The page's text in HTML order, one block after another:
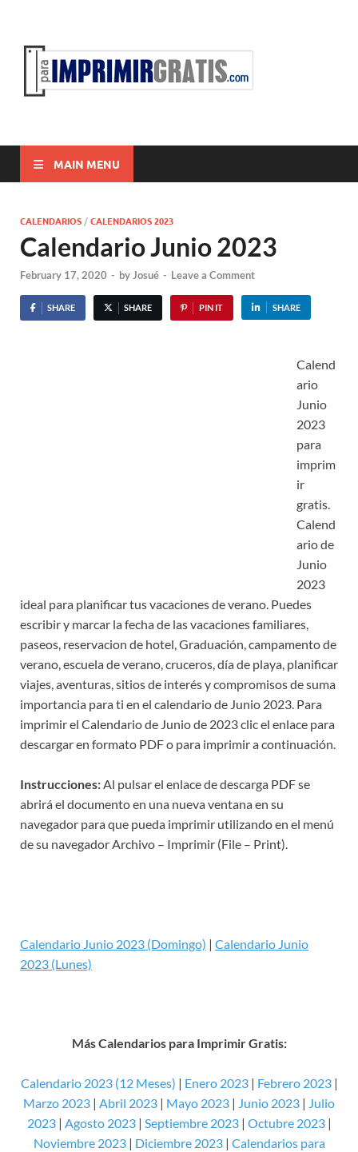
MAIN MENU
CALENDARIOS /CALENDARIOS 2023
Calendario Junio 2023
February 17, 2020 - byJosué - Leave a Comment
SHARE SHARE PIN IT SHARE
Calend
ario
Junio
2023
para
imprim
ir
gratis.
Calend
ario de
Junio
2023
ideal para planificar tus vacaciones de verano. Puedes
escribir y marcar la fecha de las vacaciones familiares,
paseos, reservacion de hotel, Graduación, campamento de
verano, escuela de verano, cruceros, día de playa, planificar
viajes, aventuras, sitios de interés y compromisos de suma
importancia para ti en el calendario de Junio 2023. Para
imprimir el Calendario de Junio de 2023 clic el enlace para
descargar en formato PDF o para imprimir a continuación.
Instrucciones:Al pulsar el enlace de descarga PDF se
abrirá el documento en una nueva ventana en su
navegador para que pueda imprimir utilizando en el menú
de su navegador Archivo – Imprimir (File – Print).
Calendario Junio 2023 (Domingo) | Calendario Junio
2023 (Lunes)
Más Calendarios para Imprimir Gratis:
Calendario 2023 (12 Meses) | Enero 2023| Febrero 2023|
Marzo 2023 | Abril 2023 | Mayo 2023 | Junio 2023 | Julio
2023| Agosto 2023| Septiembre 2023| Octubre 2023|
Noviembre 2023| Diciembre 2023| Calendarios para